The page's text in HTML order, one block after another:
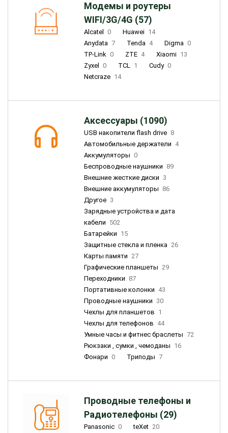
Модемы и роутеры
WIFI/3G/4G (57)
Alcatel 0 Huawei 14
Anydata 7 Tenda 4 Digma 0
TP-Link 0 ZTE 4 Xiaomi 13
Zyxel
0 TCL 1 Cudy 0
Netcraze 14
Аксессуары (1090)
USB накопители flash drive 8
Автомобильные держатели 4
Аккумуляторы 0
Беспроводные наушники 89
Внешние жесткие диски 3
Внешние аккумуляторы 86
Другое 3
Зарядные устройства и дата
кабели 502
Батарейки 15
Защитные стекла и пленка 26
Карты памяти 27
Графические планшеты 29
Переходники 87
Портативные колонки 43
Проводные наушники 30
Чехлы для планшетов 1
Чехлы для телефонов 44
Умные часы и фитнес браслеты 72
Рюкзаки , сумки , чемоданы 16
Фонари 0 Триподы 7
Проводные телефоны и
Радиотелефоны (29)
Panasonic 0 teXet 20